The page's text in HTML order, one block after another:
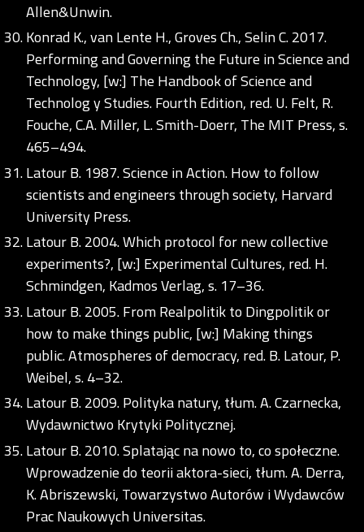
Allen&Unwin.
Konrad K., van Lente H., Groves Ch., Selin C. 2017.
Performing and Governing the Future in Science and
Technology, [w:] The Handbook of Science and
Technolog y Studies. Fourth Edition, red. U. Felt, R.
Fouche, C.A. Miller, L. Smith-Doerr, The MIT Press, s.
465–494.
Latour B. 1987. Science in Action. How to follow
scientists and engineers through society, Harvard
University Press.
Latour B. 2004. Which protocol for new collective
experiments?, [w:] Experimental Cultures, red. H.
Schmindgen, Kadmos Verlag, s. 17–36.
Latour B. 2005. From Realpolitik to Dingpolitik or
how to make things public, [w:] Making things
public. Atmospheres of democracy, red. B. Latour, P.
Weibel, s. 4–32.
Latour B. 2009. Polityka natury, tłum. A. Czarnecka,
Wydawnictwo Krytyki Politycznej.
Latour B. 2010. Splatając na nowo to, co społeczne.
Wprowadzenie do teorii aktora-sieci, tłum. A. Derra,
K. Abriszewski, Towarzystwo Autorów i Wydawców
Prac Naukowych Universitas.